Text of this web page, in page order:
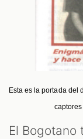
Esta es la portada del
El